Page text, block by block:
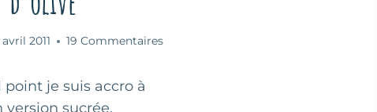
avril 2011 19 Commentaires
je suis accro à
version sucrée,